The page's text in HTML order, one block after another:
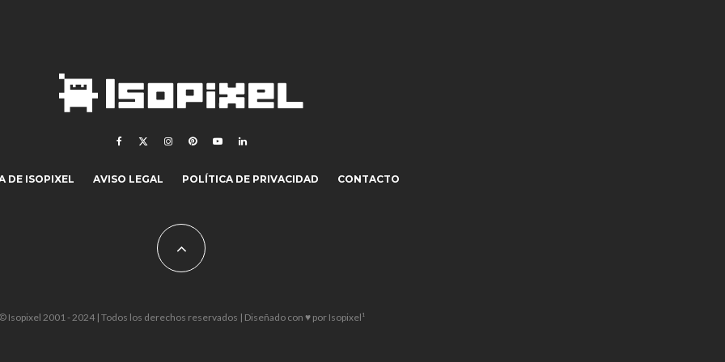
DE ISOPIXEL AVISO LEGAL POLÍTICA DE PRIVACIDAD CONTACTO
© Isopixel 2001 - 2024 | Todos los derechos reservados | Diseñado con ♥ por Isopixel¹